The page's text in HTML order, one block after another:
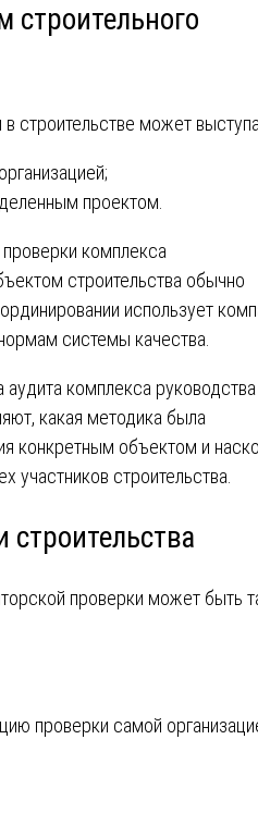
строительного
строительстве может
проектом.
комплекса
строительства обычно
использует
системы качества.
комплекса руководства
какая методика была
конкретным объектом и
участников строительства.
строительства
проверки может быть
проверки самой